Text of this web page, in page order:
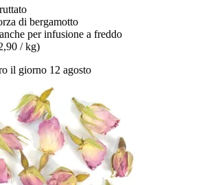
di bergamotto
per infusione a freddo
/ kg)
il giorno 12 agosto